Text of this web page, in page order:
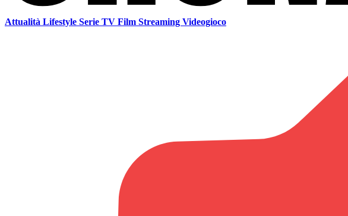
Attualità Lifestyle Serie TV Film Streaming Videogioco